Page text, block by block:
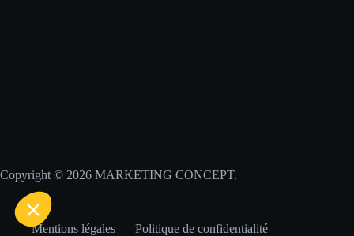
Copyright © 2026 MARKETING CONCEPT.
Mentions légales Politique de confidentialité
par